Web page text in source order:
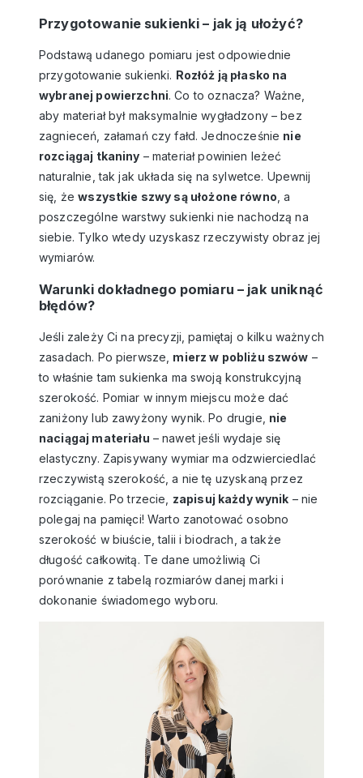
Przygotowanie sukienki – jak ją ułożyć?
Podstawą udanego pomiaru jest odpowiednie
przygotowanie sukienki. Rozłóż ją płasko na
wybranej powierzchni. Co to oznacza? Ważne,
aby materiał był maksymalnie wygładzony – bez
zagnieceń, załamań czy fałd. Jednocześnie nie
rozciągaj tkaniny – materiał powinien leżeć
naturalnie, tak jak układa się na sylwetce. Upewnij
się, żewszystkie szwy są ułożone równo , a
poszczególne warstwy sukienki nie nachodzą na
siebie. Tylko wtedy uzyskasz rzeczywisty obraz jej
wymiarów.
Warunki dokładnego pomiaru – jak uniknąć
błędów?
Jeśli zależy Ci na precyzji, pamiętaj o kilku ważnych
zasadach. Po pierwsze, mierz w pobliżu szwów –
to właśnie tam sukienka ma swoją konstrukcyjną
szerokość. Pomiar w innym miejscu może dać
zaniżony lub zawyżony wynik. Po drugie, nie
naciągaj materiału – nawet jeśli wydaje się
elastyczny. Zapisywany wymiar ma odzwierciedlać
rzeczywistą szerokość, a nie tę uzyskaną przez
rozciąganie. Po trzecie, zapisuj każdy wynik – nie
polegaj na pamięci! Warto zanotować osobno
szerokość w biuście, talii i biodrach, a także
długość całkowitą. Te dane umożliwią Ci
porównanie z tabelą rozmiarów danej marki i
dokonanie świadomego wyboru.